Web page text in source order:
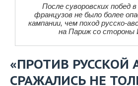
После суворовских побед
французов не было более
кампании, чем поход русско-
на Париж со стороны
«ПРОТИВ РУССКОЙ
СРАЖАЛИСЬ НЕ